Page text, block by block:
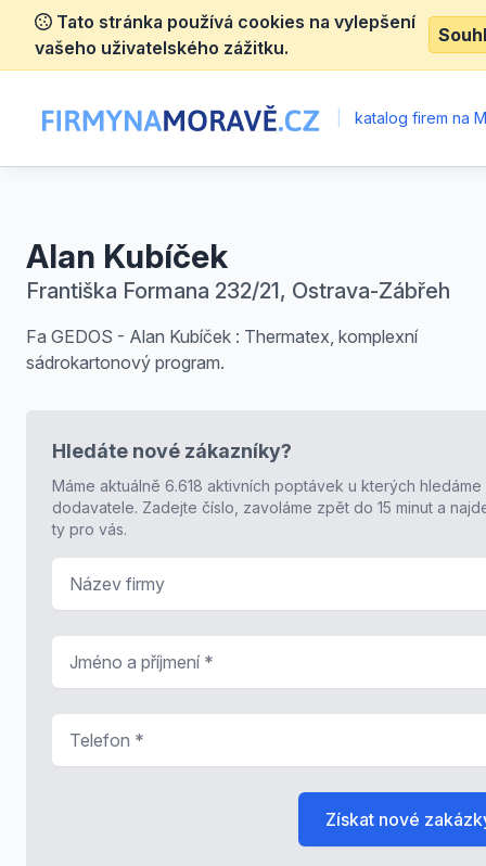
Tato stránka používá cookies na vylepšení
vašeho uživatelského zážitku.
katalog firem na
Alan Kubíček
Františka Formana 232/21, Ostrava-Zábřeh
Fa GEDOS - Alan Kubíček : Thermatex, komplexní
sádrokartonový program.
Hledáte nové zákazníky?
Máme aktuálně 6.618 aktivních poptávek u kterých hledáme
dodavatele. Zadejte číslo, zavoláme zpět do 15 minut a
ty pro vás.
Získat nové